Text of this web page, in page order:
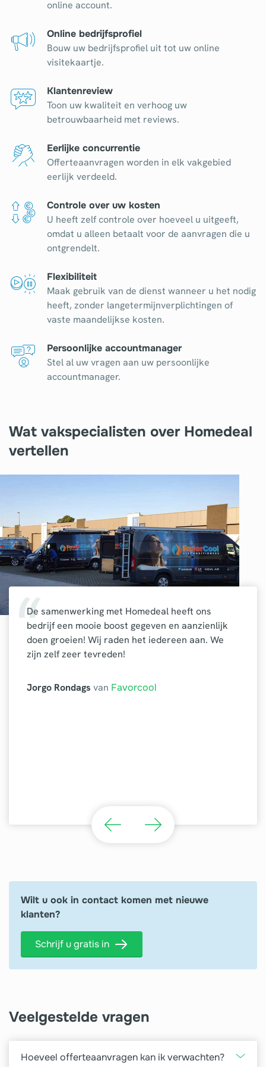
online account.
Online bedrijfsprofiel
Bouw uw bedrijfsprofiel uit tot uw online
visitekaartje.
Klantenreview
Toon uw kwaliteit en verhoog uw
betrouwbaarheid met reviews.
Eerlijke concurrentie
Offerteaanvragen worden in elk vakgebied
eerlijk verdeeld.
Controle over uw kosten
U heeft zelf controle over hoeveel u uitgeeft,
omdat u alleen betaalt voor de aanvragen die u
ontgrendelt.
Flexibiliteit
Maak gebruik van de dienst wanneer u het nodig
heeft, zonder langetermijnverplichtingen of
vaste maandelijkse kosten.
Persoonlijke accountmanager
Stel al uw vragen aan uw persoonlijke
accountmanager.
Wat vakspecialisten over Homedeal
vertellen
De samenwerking met Homedeal heeft ons
bedrijf een mooie boost gegeven en aanzienlijk
doen groeien! Wij raden het iedereen aan. We
zijn zelf zeer tevreden!
Jorgo Rondags van Favorcool
Wilt u ook in contact komen met nieuwe
klanten?
Schrijf u gratis in
Veelgestelde vragen
Hoeveel offerteaanvragen kan ik verwachten?